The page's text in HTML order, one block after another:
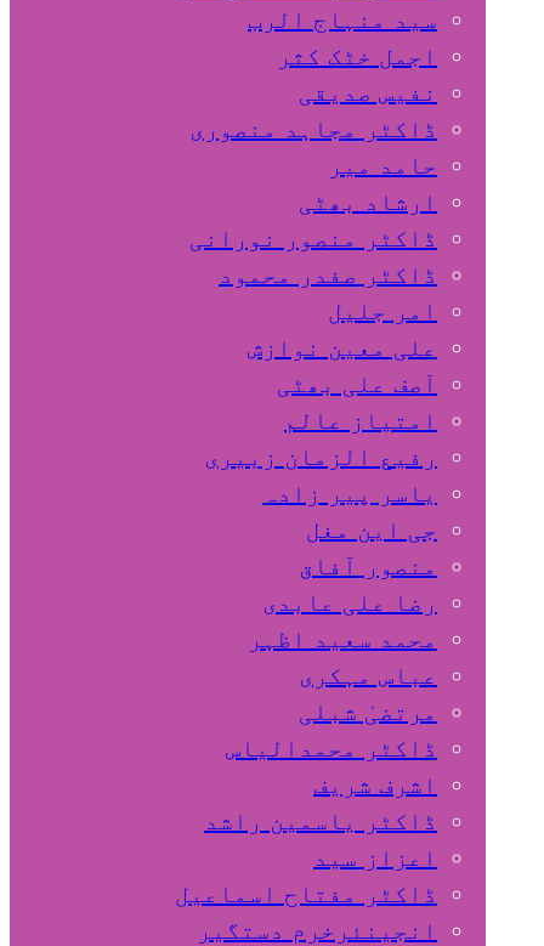
سید منہاج الرب
اجمل خٹک کثر
نفیس صدیقی
ڈاکٹر مجاہد منصوری
حامد میر
ارشاد بھٹی
ڈاکٹر منصور نورانی
ڈاکٹر صفدر محمود
امر جلیل
علی معین نوازش
آصف علی بھٹی
امتیاز عالم
رفیع الزمان زبیری
یاسر پیر زادہ
جی این مغل
منصور آفاق
رضا علی عابدی
محمد سعید اظہر
عباس مہکری
مرتضیٰ شبلی
ڈاکٹر محمدالیاس
اشرف شریف
ڈاکٹر یاسمین راشد
اعزاز سید
ڈاکٹر مفتاح اسماعیل
انجینئرخرم دستگیر